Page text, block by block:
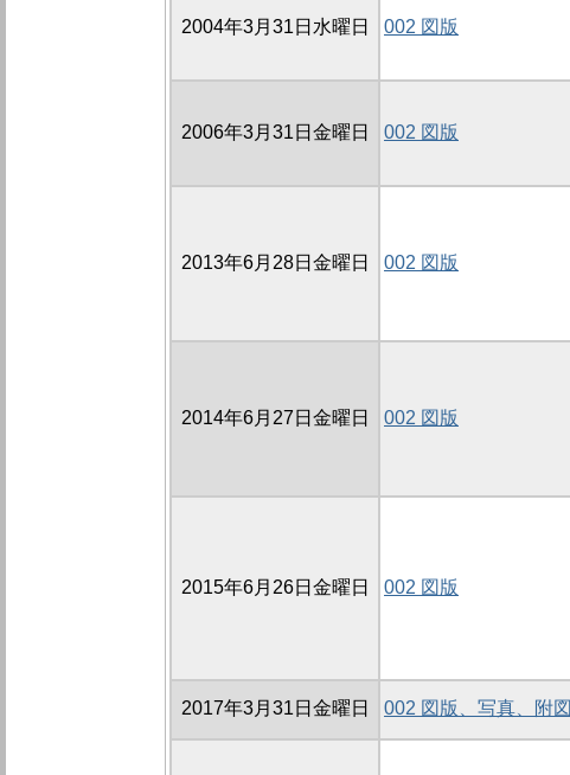
2004年3月31日水曜日 002 図版
2006年3月31日金曜日 002 図版
2013年6月28日金曜日 002 図版
2014年6月27日金曜日 002 図版
2015年6月26日金曜日 002 図版
2017年3月31日金曜日 002 図版、写真、附図